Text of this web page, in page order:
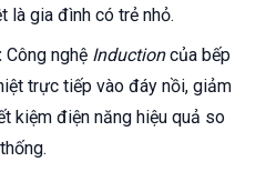
là gia đình có trẻ nhỏ.
Công nghệ Inductioncủa bếp
trực tiếp vào đáy nồi, giảm
kiệm điện năng hiệu quả so